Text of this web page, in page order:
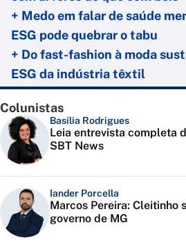
+ Medo em falar de saúde
ESG pode quebrar o tabu
+ Do fast-fashion à moda
ESG da indústria têxtil
Colunistas
Basília Rodrigues
Leia entrevista completa
SBT News
Iander Porcella
Marcos Pereira: Cleitinho
governo de MG